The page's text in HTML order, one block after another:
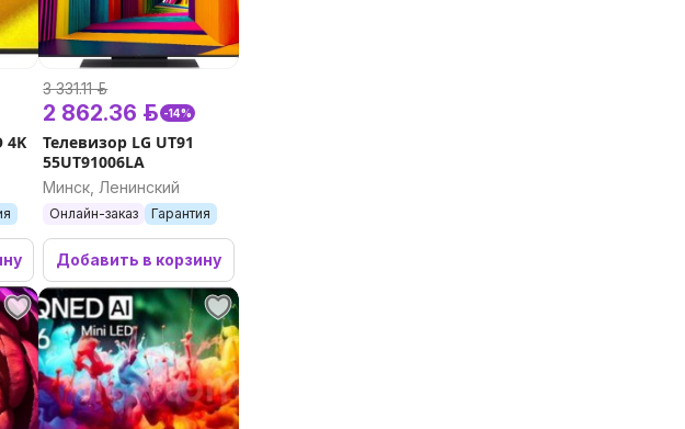
4K
3 331.11 р.
2 862.36 р. -14%
Телевизор LG UT91
55UT91006LA
Минск, Ленинский
Онлайн-заказ Гарантия
Добавить в корзину